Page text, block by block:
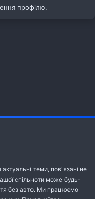
профілю.
теми, пов'язані не
спільноти може будь-
без авто. Ми працюємо